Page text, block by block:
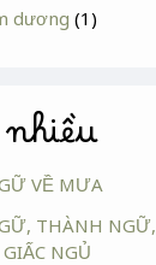
dương (1)
VỀ MƯA
THÀNH NGỮ,
NGỦ